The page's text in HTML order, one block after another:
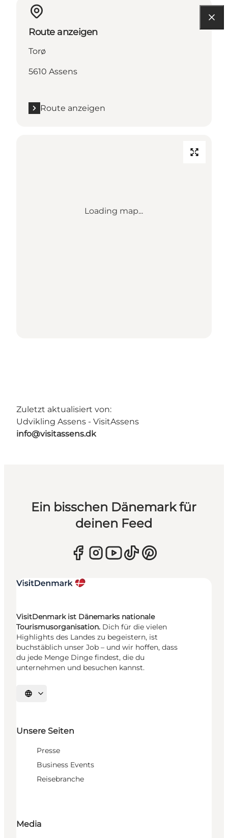
Route anzeigen
Torø
5610 Assens
Route anzeigen
Loading map...
Zuletzt aktualisiert von:
Udvikling Assens - VisitAssens
info@visitassens.dk
Ein bisschen Dänemark für
deinen Feed
VisitDenmark ist Dänemarks nationale
Tourismusorganisation. Dich für die vielen
Highlights des Landes zu begeistern, ist
buchstäblich unser Job – und wir hoffen, dass
du jede Menge Dinge findest, die du
unternehmen und besuchen kannst.
Sprache auswählen
Unsere Seiten
Presse
Business Events
Reisebranche
Media